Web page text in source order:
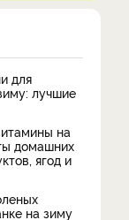
для
лучшие
на
домашних
ягод и
на зиму